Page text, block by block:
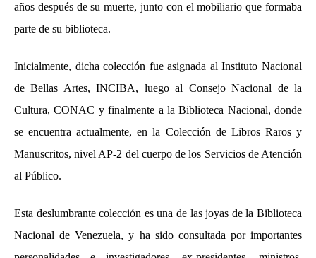
años después de su muerte, junto con el mobiliario que formaba
parte de su biblioteca.
Inicialmente, dicha colección fue asignada al Instituto Nacional
de Bellas Artes, INCIBA, luego al Consejo Nacional de la
Cultura, CONAC y finalmente a la Biblioteca Nacional, donde
se encuentra actualmente, en la Colección de Libros Raros y
Manuscritos, nivel AP-2 del cuerpo de los Servicios de Atención
al Público.
Esta deslumbrante colección es una de las joyas de la Biblioteca
Nacional de Venezuela, y ha sido consultada por importantes